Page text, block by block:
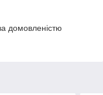
домовленістю